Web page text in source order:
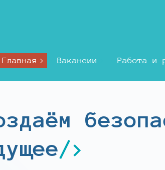
Главная Вакансии Работа и